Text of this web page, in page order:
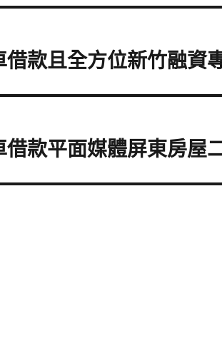
借款且全方位新竹融資
借款平面媒體屏東房屋